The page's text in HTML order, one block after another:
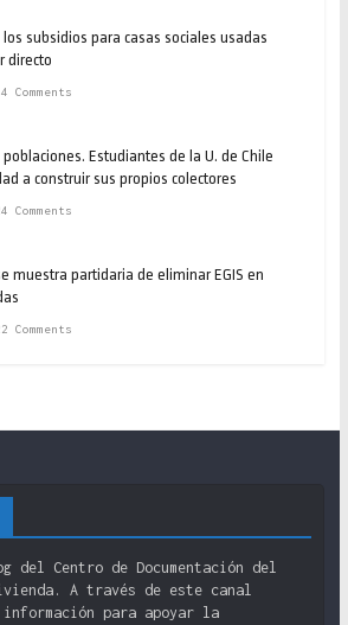
subsidios para casas sociales usadas
directo
Comments
Estudiantes de la U. de Chile
a construir sus propios colectores
Comments
muestra partidaria de eliminar EGIS en
Comments
del Centro de Documentación del
A través de este canal
para apoyar la